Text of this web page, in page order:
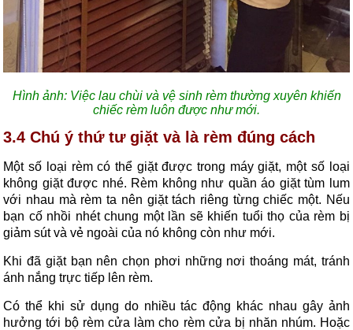
Hình ảnh: Việc lau chùi và vệ sinh rèm thường xuyên khiến
chiếc rèm luôn được như mới.
3.4 Chú ý thứ tư giặt và là rèm đúng cách
Một số loại rèm có thể giặt được trong máy giặt, một số loại
không giặt được nhé. Rèm không như quần áo giặt tùm lum
với nhau mà rèm ta nên giặt tách riêng từng chiếc một. Nếu
bạn cố nhồi nhét chung một lần sẽ khiến tuổi thọ của rèm bị
giảm sút và vẻ ngoài của nó không còn như mới.
Khi đã giặt bạn nên chọn phơi những nơi thoáng mát, tránh
ánh nắng trực tiếp lên rèm.
Có thể khi sử dụng do nhiều tác động khác nhau gây ảnh
hưởng tới bộ rèm cửa làm cho rèm cửa bị nhăn nhúm. Hoặc